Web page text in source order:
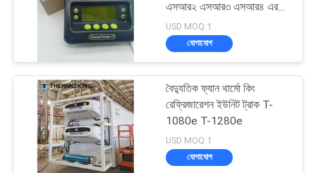
এসআর২ এসআর৩ এসআর৪ এর
জন্য মেরামত পরিষেবা সহ
USD MOQ:1
যোগাযোগ
বৈদ্যুতিক ফ্যান থার্মো কিং
রেফ্রিজারেশন ইউনিট ট্রাক T-
1080e T-1280e
USD MOQ:1
যোগাযোগ